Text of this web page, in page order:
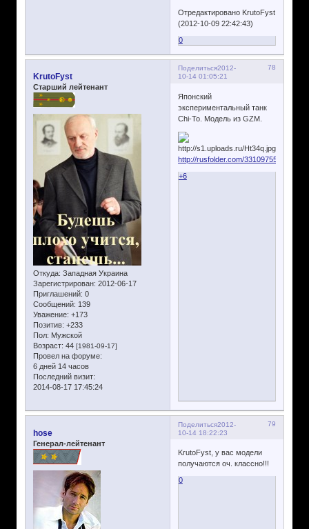
Отредактировано KrutoFyst
(2012-10-09 22:42:43)
0
Поделиться 78
2012-
10-14 01:05:21
KrutoFyst
Старший лейтенант
Откуда: Западная Украина
Зарегистрирован: 2012-06-17
Приглашений: 0
Сообщений: 139
Уважение: +173
Позитив: +233
Пол: Мужской
Возраст: 44 [1981-09-17]
Провел на форуме:
6 дней 14 часов
Последний визит:
2014-08-17 17:45:24
Японский
экспериментальный танк
Chi-To. Модель из GZM.
http://rusfolder.com/33109755
+6
Поделиться 79
2012-
10-14 18:22:23
hose
Генерал-лейтенант
KrutoFyst, у вас модели
получаются оч. классно!!!
0